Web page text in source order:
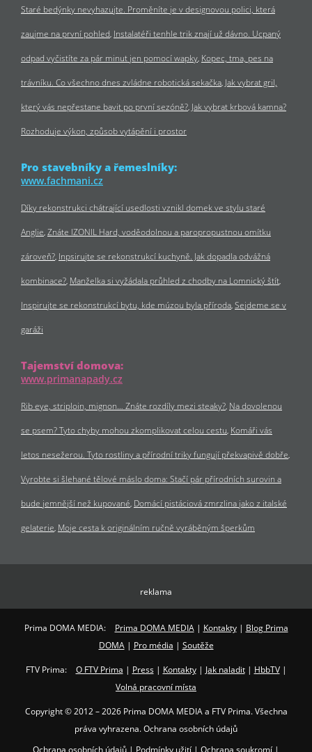
Staré bedýnky nevyhazujte. Proměníte je v designovou polici, která
zaujme na první pohled Instalatéři tenhle trik znají už dávno. Ucpaný
odpad vyčistíte za pár minut jen pomocí wapky Kopec, tma, pes na
trávníku. Co všechno dnes zvládne robotická sekačka Jak vybrat gril,
který vás nepřestane bavit po první sezóně? Jak vybrat krbová kamna?
Rozhoduje výkon, způsob vytápění i prostor
Pro stavebníky a řemeslníky:
www.fachmani.cz
Díky rekonstrukci chátrající usedlosti vznikl domek ve stylu staré
Anglie Znáte IZONIL Hard, voděodolnou a paropropustnou omítku
zároveň? Inpsirujte se rekonstrukcí kuchyně. Jak dopadla odvážná
kombinace? Manželka si vyžádala průhled z chodby na Lomnický štít
Inspirujte se rekonstrukcí bytu, kde múzou byla příroda Sejdeme se v
garáži
Tajemství domova:
www.primanapady.cz
Rib eye, striploin, mignon… Znáte rozdíly mezi steaky? Na dovolenou
se psem? Tyto chyby mohou zkomplikovat celou cestu Komáři vás
letos nesežerou. Tyto rostliny a přírodní triky fungují překvapivě dobře
Vyrobte si šlehané tělové máslo doma: Stačí pár přírodních surovin a
bude jemnější než kupované Domácí pistáciová zmrzlina jako z italské
gelaterie Moje cesta k originálním ručně vyráběným šperkům
reklama
Prima DOMA MEDIA: Prima DOMA MEDIA| Kontakty| Blog Prima
DOMA| Pro média | Soutěže
FTV Prima: O FTV Prima | Press| Kontakty| Jak naladit| HbbTV|
Volná pracovní místa
Copyright © 2012 – 2026 Prima DOMA MEDIA a FTV Prima. Všechna
práva vyhrazena. Ochrana osobních údajů
Ochrana osobních údajů | Podmínky užití | Ochrana soukromí |